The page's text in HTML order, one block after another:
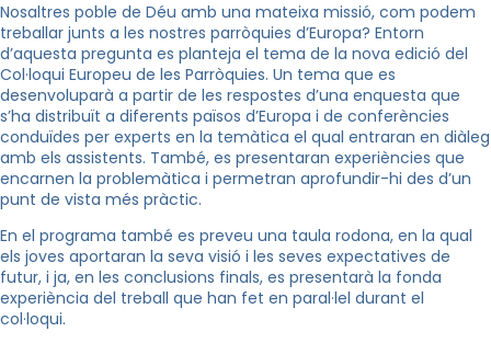
Nosaltres poble de Déu amb una mateixa missió, com podem
treballar junts a les nostres parròquies d’Europa? Entorn
d’aquesta pregunta es planteja el tema de la nova edició del
Col·loqui Europeu de les Parròquies. Un tema que es
desenvoluparà a partir de les respostes d’una enquesta que
s’ha distribuït a diferents països d’Europa i de conferències
conduïdes per experts en la temàtica el qual entraran en diàleg
amb els assistents. També, es presentaran experiències que
encarnen la problemàtica i permetran aprofundir-hi des d’un
punt de vista més pràctic.
En el programa també es preveu una taula rodona, en la qual
els joves aportaran la seva visió i les seves expectatives de
futur, i ja, en les conclusions finals, es presentarà la fonda
experiència del treball que han fet en paral·lel durant el
col·loqui.